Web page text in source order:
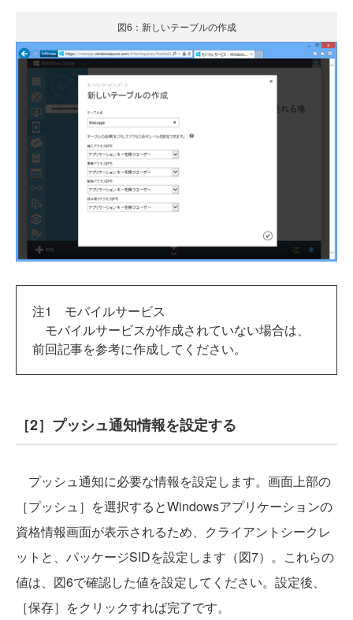
図6：新しいテーブルの作成
注1 モバイルサービス
モバイルサービスが作成されていない場合は、
前回記事を参考に作成してください。
［2］プッシュ通知情報を設定する
プッシュ通知に必要な情報を設定します。画面上部の
［プッシュ］を選択するとWindowsアプリケーションの
資格情報画面が表示されるため、クライアントシークレ
ットと、パッケージSIDを設定します（図7）。これらの
値は、図6で確認した値を設定してください。設定後、
［保存］をクリックすれば完了です。